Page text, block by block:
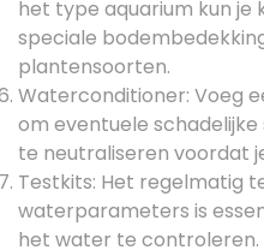
het type aquarium kun je
speciale
plantensoorten.
Waterconditioner: Voeg
om eventuele
te neutraliseren voordat
Testkits: Het regelmatig
waterparameters is
het water te